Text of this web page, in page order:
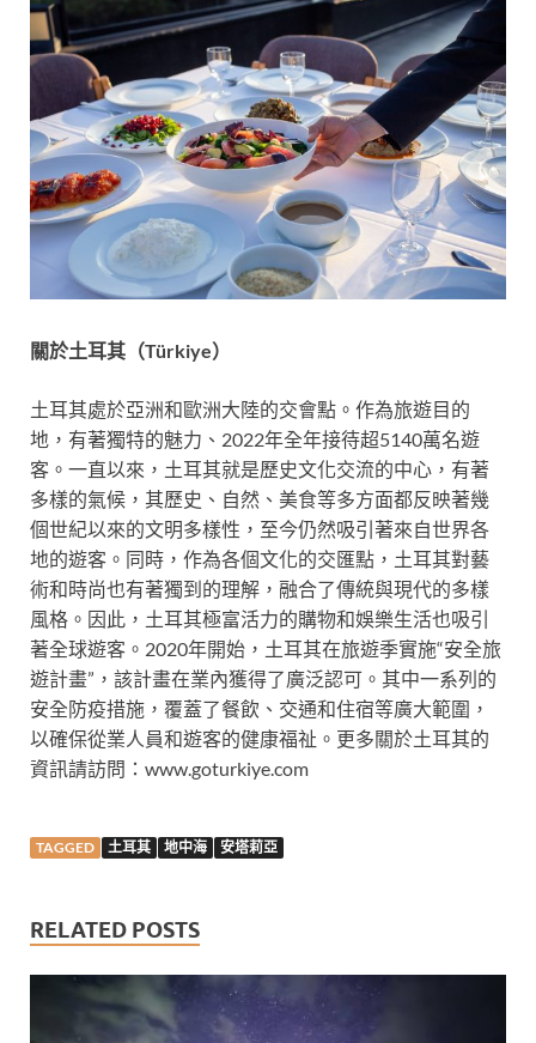
關於土耳其（Türkiye）
土耳其處於亞洲和歐洲大陸的交會點。作為旅遊目的
地，有著獨特的魅力、2022年全年接待超5140萬名遊
客。一直以來，土耳其就是歷史文化交流的中心，有著
多樣的氣候，其歷史、自然、美食等多方面都反映著幾
個世紀以來的文明多樣性，至今仍然吸引著來自世界各
地的遊客。同時，作為各個文化的交匯點，土耳其對藝
術和時尚也有著獨到的理解，融合了傳統與現代的多樣
風格。因此，土耳其極富活力的購物和娛樂生活也吸引
著全球遊客。2020年開始，土耳其在旅遊季實施“安全旅
遊計畫”，該計畫在業內獲得了廣泛認可。其中一系列的
安全防疫措施，覆蓋了餐飲、交通和住宿等廣大範圍，
以確保從業人員和遊客的健康福祉。更多關於土耳其的
資訊請訪問：www.goturkiye.com
TAGGED 土耳其 地中海 安塔莉亞
RELATED POSTS